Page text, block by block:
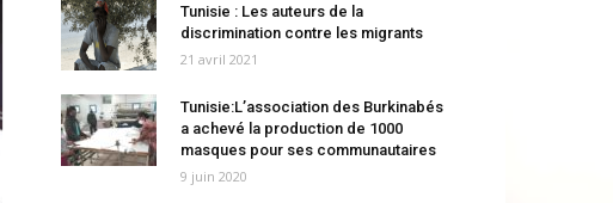
Tunisie : Les auteurs de la
discrimination contre les migrants
21 avril 2021
Tunisie:L’association des Burkinabés
a achevé la production de 1000
masques pour ses communautaires
9 juin 2020